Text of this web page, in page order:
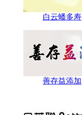
白云蟠多寿
善存益添加